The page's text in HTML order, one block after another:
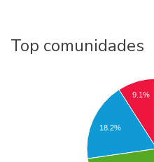
Top comunidades
9.1%
18.2%